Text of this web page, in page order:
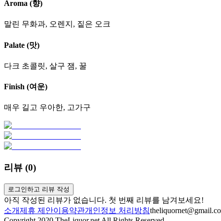
Aroma (향)
말린 무화과, 오렌지, 짙은 오크
Palate (맛)
다크 초콜릿, 살구 잼, 꿀
Finish (여운)
매우 길고 우아한, 고가구
리뷰 (0)
로그인하고 리뷰 작성
아직 작성된 리뷰가 없습니다. 첫 번째 리뷰를 남겨보세요!
소개제휴 제안이용약관개인정보 처리방침